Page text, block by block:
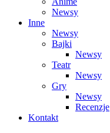
Newsy
Inne
Newsy
Bajki
Newsy
Teatr
Newsy
Gry
Newsy
Recenzje
Kontakt